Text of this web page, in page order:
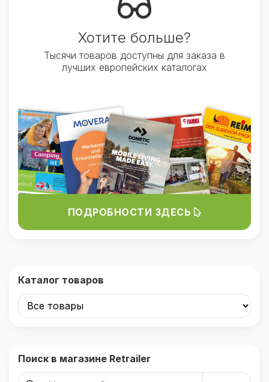
Хотите больше?
Тысячи товаров доступны для заказа в
лучших европейских каталогах
ПОДРОБНОСТИ ЗДЕСЬ
Каталог товаров
Поиск в магазине Retrailer